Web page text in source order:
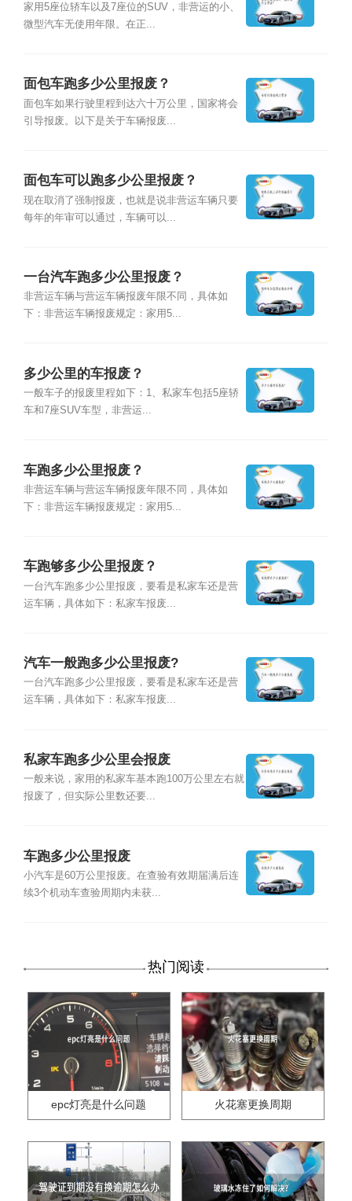
家用5座位轿车以及7座位的SUV，非营运的小、
微型汽车无使用年限。在正...
面包车跑多少公里报废？
面包车如果行驶里程到达六十万公里，国家将会
引导报废。以下是关于车辆报废...
面包车可以跑多少公里报废？
现在取消了强制报废，也就是说非营运车辆只要
每年的年审可以通过，车辆可以...
一台汽车跑多少公里报废？
非营运车辆与营运车辆报废年限不同，具体如
下：非营运车辆报废规定：家用5...
多少公里的车报废？
一般车子的报废里程如下：1、私家车包括5座轿
车和7座SUV车型，非营运...
车跑多少公里报废？
非营运车辆与营运车辆报废年限不同，具体如
下：非营运车辆报废规定：家用5...
车跑够多少公里报废？
一台汽车跑多少公里报废，要看是私家车还是营
运车辆，具体如下：私家车报废...
汽车一般跑多少公里报废?
一台汽车跑多少公里报废，要看是私家车还是营
运车辆，具体如下：私家车报废...
私家车跑多少公里会报废
一般来说，家用的私家车基本跑100万公里左右就
报废了，但实际公里数还要...
车跑多少公里报废
小汽车是60万公里报废。在查验有效期届满后连
续3个机动车查验周期内未获...
热门阅读
epc灯亮是什么问题 火花塞更换周期